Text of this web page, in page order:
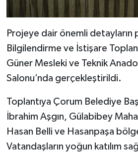
Projeye dair önemli detayların
Bilgilendirme ve İstişare
Güner Mesleki ve Teknik
Salonu’nda gerçekleştirildi.
Toplantıya Çorum Belediye
İbrahim Aşgın, Gülabibey
Hasan Belli ve Hasanpaşa
Vatandaşların yoğun katılım